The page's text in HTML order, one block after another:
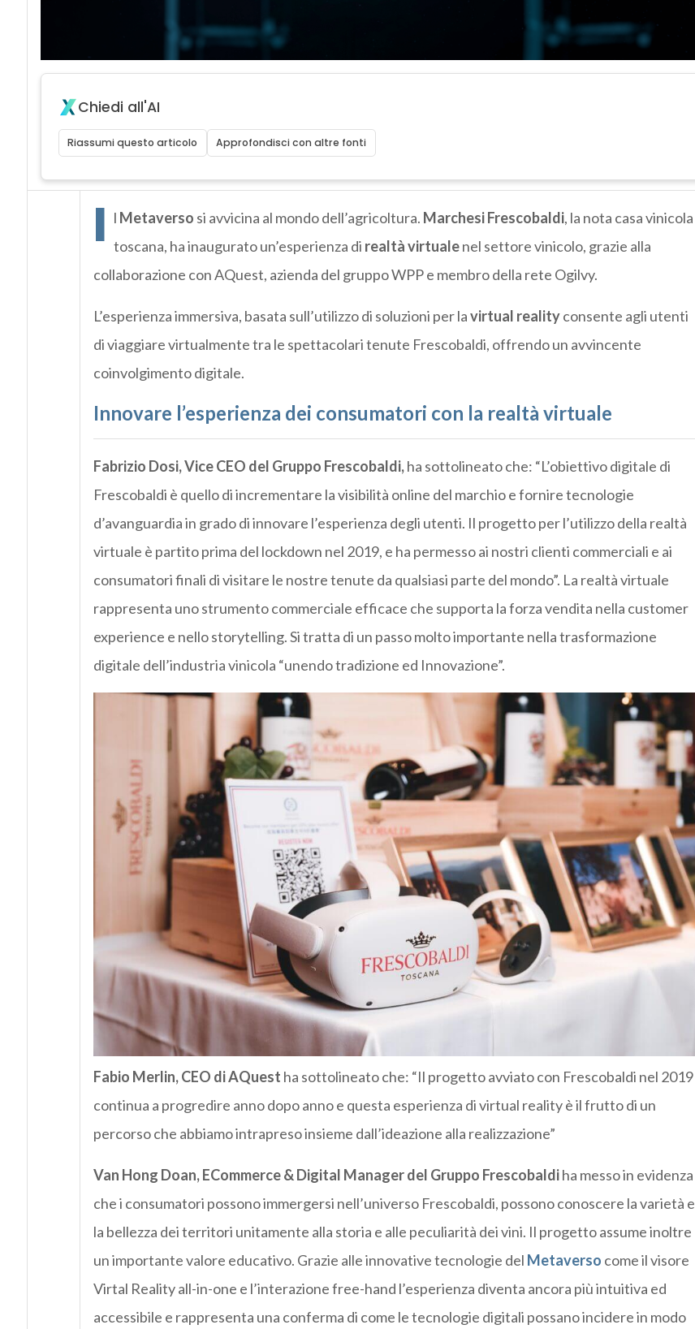
Chiedi all'AI
Riassumi questo articolo Approfondisci con altre fonti
I l Metaverso si avvicina al mondo dell’agricoltura. Marchesi Frescobaldi, la nota casa vinicola
toscana, ha inaugurato un’esperienza di realtà virtualenel settore vinicolo, grazie alla
collaborazione con AQuest, azienda del gruppo WPP e membro della rete Ogilvy.
L’esperienza immersiva, basata sull’utilizzo di soluzioni per lavirtual realityconsente agli utenti
di viaggiare virtualmente tra le spettacolari tenute Frescobaldi, offrendo un avvincente
coinvolgimento digitale.
Innovare l’esperienza dei consumatori con la realtà virtuale
Fabrizio Dosi, Vice CEO del Gruppo Frescobaldi,ha sottolineato che: “L’obiettivo digitale di
Frescobaldi è quello di incrementare la visibilità online del marchio e fornire tecnologie
d’avanguardia in grado di innovare l’esperienza degli utenti. Il progetto per l’utilizzo della realtà
virtuale è partito prima del lockdown nel 2019, e ha permesso ai nostri clienti commerciali e ai
consumatori finali di visitare le nostre tenute da qualsiasi parte del mondo”. La realtà virtuale
rappresenta uno strumento commerciale efficace che supporta la forza vendita nella customer
experience e nello storytelling. Si tratta di un passo molto importante nella trasformazione
digitale dell’industria vinicola “unendo tradizione ed Innovazione”.
Fabio Merlin, CEO di AQuest ha sottolineato che: “Il progetto avviato con Frescobaldi nel 2019
continua a progredire anno dopo anno e questa esperienza di virtual reality è il frutto di un
percorso che abbiamo intrapreso insieme dall’ideazione alla realizzazione”
Van Hong Doan, ECommerce & Digital Manager del Gruppo Frescobaldiha messo in evidenza
che i consumatori possono immergersi nell’universo Frescobaldi, possono conoscere la varietà e
la bellezza dei territori unitamente alla storia e alle peculiarità dei vini. Il progetto assume inoltre
un importante valore educativo. Grazie alle innovative tecnologie del Metaverso come il visore
Virtal Reality all-in-one e l’interazione free-hand l’esperienza diventa ancora più intuitiva ed
accessibile e rappresenta una conferma di come le tecnologie digitali possano incidere in modo